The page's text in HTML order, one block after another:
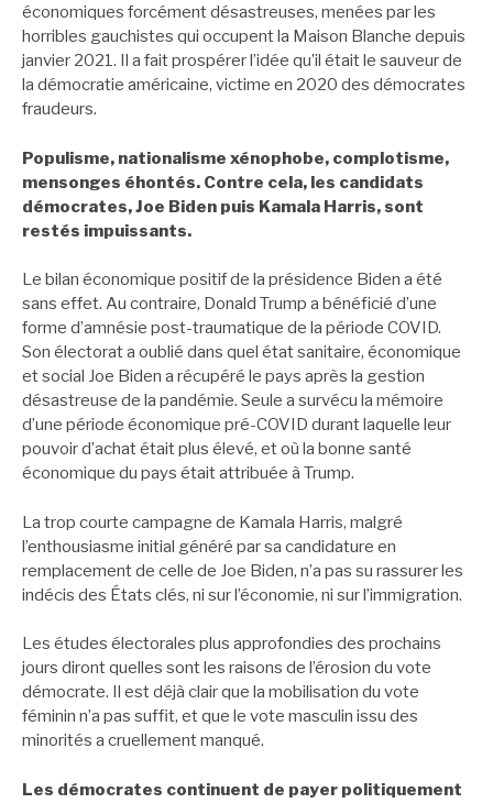
économiques forcément désastreuses, menées par les
horribles gauchistes qui occupent la Maison Blanche depuis
janvier 2021. Il a fait prospérer l’idée qu’il était le sauveur de
la démocratie américaine, victime en 2020 des démocrates
fraudeurs.
Populisme, nationalisme xénophobe, complotisme,
mensonges éhontés. Contre cela, les candidats
démocrates, Joe Biden puis Kamala Harris, sont
restés impuissants.
Le bilan économique positif de la présidence Biden a été
sans effet. Au contraire, Donald Trump a bénéficié d’une
forme d’amnésie post-traumatique de la période COVID.
Son électorat a oublié dans quel état sanitaire, économique
et social Joe Biden a récupéré le pays après la gestion
désastreuse de la pandémie. Seule a survécu la mémoire
d’une période économique pré-COVID durant laquelle leur
pouvoir d’achat était plus élevé, et où la bonne santé
économique du pays était attribuée à Trump.
La trop courte campagne de Kamala Harris, malgré
l’enthousiasme initial généré par sa candidature en
remplacement de celle de Joe Biden, n’a pas su rassurer les
indécis des États clés, ni sur l’économie, ni sur l’immigration.
Les études électorales plus approfondies des prochains
jours diront quelles sont les raisons de l’érosion du vote
démocrate. Il est déjà clair que la mobilisation du vote
féminin n’a pas suffit, et que le vote masculin issu des
minorités a cruellement manqué.
Les démocrates continuent de payer politiquement